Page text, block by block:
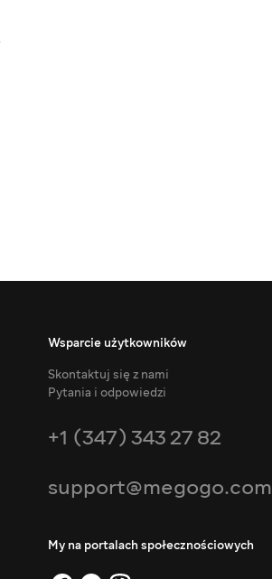
Wsparcie użytkowników
Skontaktuj się z nami
Pytania i odpowiedzi
+1 (347) 343 27 82
support@megogo.com
My na portalach społecznościowych